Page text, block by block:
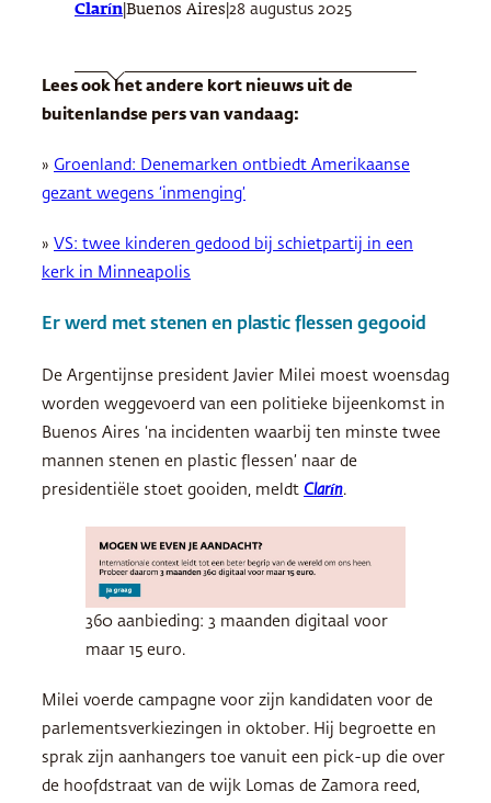
Clarín Buenos Aires 28 augustus 2025
Lees ook het andere kort nieuws uit de
buitenlandse pers van vandaag:
» Groenland: Denemarken ontbiedt Amerikaanse
gezant wegens ‘inmenging’
» VS: twee kinderen gedood bij schietpartij in een
kerk in Minneapolis
Er werd met stenen en plastic flessen gegooid
De Argentijnse president Javier Milei moest woensdag
worden weggevoerd van een politieke bijeenkomst in
Buenos Aires ‘na incidenten waarbij ten minste twee
mannen stenen en plastic flessen’ naar de
presidentiële stoet gooiden, meldt Clarín.
360 aanbieding: 3 maanden digitaal voor
maar 15 euro.
Milei voerde campagne voor zijn kandidaten voor de
parlementsverkiezingen in oktober. Hij begroette en
sprak zijn aanhangers toe vanuit een pick-up die over
de hoofdstraat van de wijk Lomas de Zamora reed,